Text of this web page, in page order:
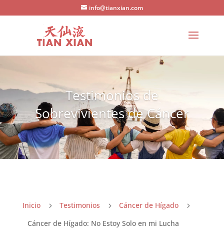
info@tianxian.com
Testimonios de
Sobrevivientes de Cáncer
Inicio 5 Testimonios 5 Cáncer de Hígado 5
Cáncer de Hígado: No Estoy Solo en mi Lucha